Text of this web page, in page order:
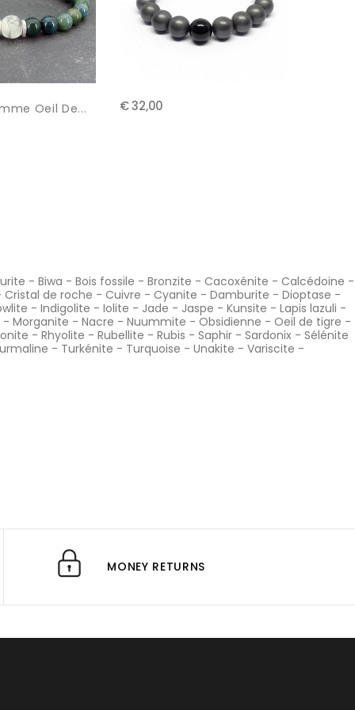
Oeil De... € 32,00
- Biwa - Bois fossile - Bronzite - Cacoxénite - Calcédoine -
Cristal de roche - Cuivre - Cyanite - Damburite - Dioptase -
- Indigolite - Iolite - Jade - Jaspe - Kunsite - Lapis lazuli -
- Morganite - Nacre - Nuummite - Obsidienne - Oeil de tigre -
- Rhyolite - Rubellite - Rubis - Saphir - Sardonix - Sélénite
- Turkénite - Turquoise - Unakite - Variscite -
MONEY RETURNS